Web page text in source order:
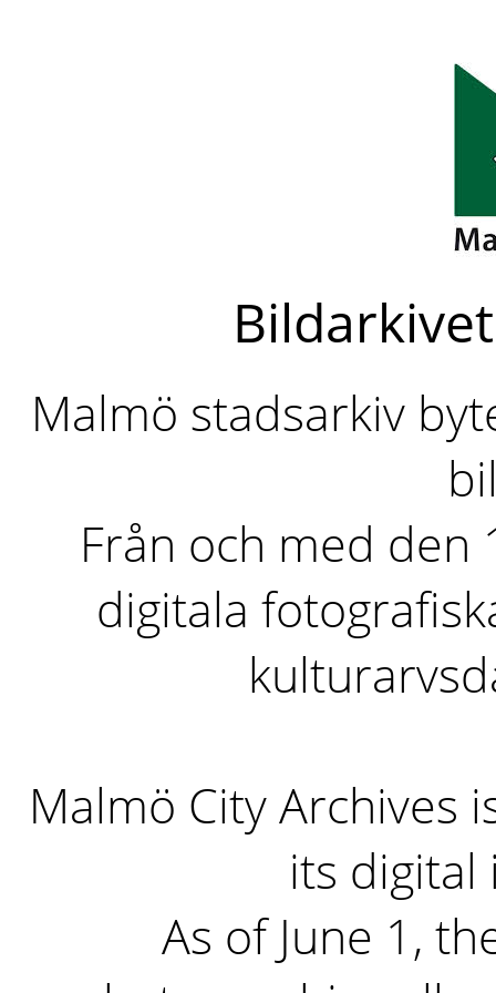
Malmö stadsarkiv
Från och med den
digitala
Malmö City Archives
its digital
As of June 1,